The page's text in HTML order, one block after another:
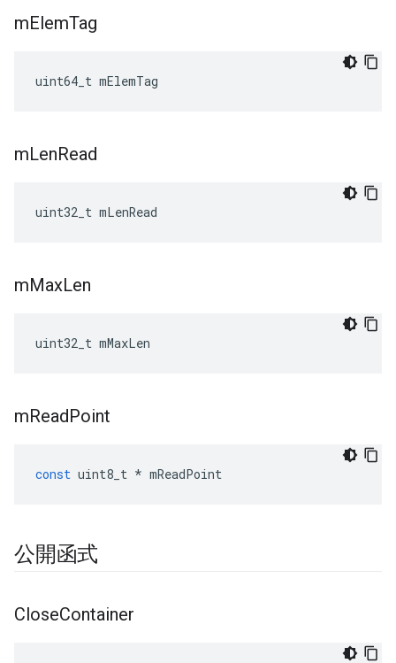
mElemTag
uint64_t mElemTag
mLenRead
uint32_t mLenRead
mMaxLen
uint32_t mMaxLen
mReadPoint
const uint8_t * mReadPoint
公開函式
CloseContainer